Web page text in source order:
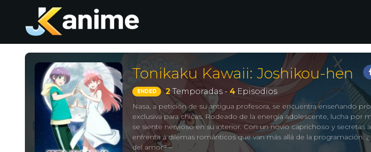
Tonikaku Kawaii: Joshikou-hen
ENDED 2Temporadas - 4Episodios
Nasa, a petición de su antigua profesora, se encuentra enseñando
exclusiva para chicas. Rodeado de la energía adolescente, lucha por
se siente nervioso en su interior. Con un novio caprichoso y secretas
enfrenta a dilemas románticos que van más allá de la programación.
del amor? –